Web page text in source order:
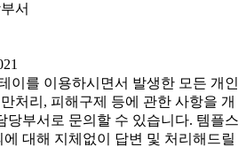
서
이를 이용하시면서 발생한 모든 개인
처리, 피해구제 등에 관한 사항을 개
당부서로 문의할 수 있습니다. 템플스
대해 지체없이 답변 및 처리해드릴